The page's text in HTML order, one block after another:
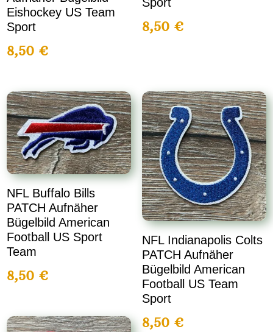
Eishockey US Team
Sport
8,50 €
8,50 €
NFL Buffalo Bills
PATCH Aufnäher
Bügelbild American
Football US Sport
Team
8,50 €
NFL Indianapolis Colts
PATCH Aufnäher
Bügelbild American
Football US Team
Sport
8,50 €